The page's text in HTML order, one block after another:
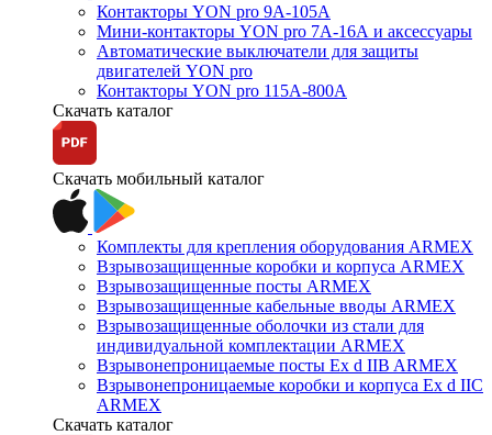
Контакторы YON pro 9А-105А
Мини-контакторы YON pro 7А-16А и аксессуары
Автоматические выключатели для защиты
двигателей YON pro
Контакторы YON pro 115А-800А
Скачать каталог
Скачать мобильный каталог
Комплекты для крепления оборудования ARMEX
Взрывозащищенные коробки и корпуса ARMEX
Взрывозащищенные посты ARMEX
Взрывозащищенные кабельные вводы ARMEX
Взрывозащищенные оболочки из стали для
индивидуальной комплектации ARMEX
Взрывонепроницаемые посты Ex d IIB ARMEX
Взрывонепроницаемые коробки и корпуса Ex d IIС
ARMEX
Скачать каталог